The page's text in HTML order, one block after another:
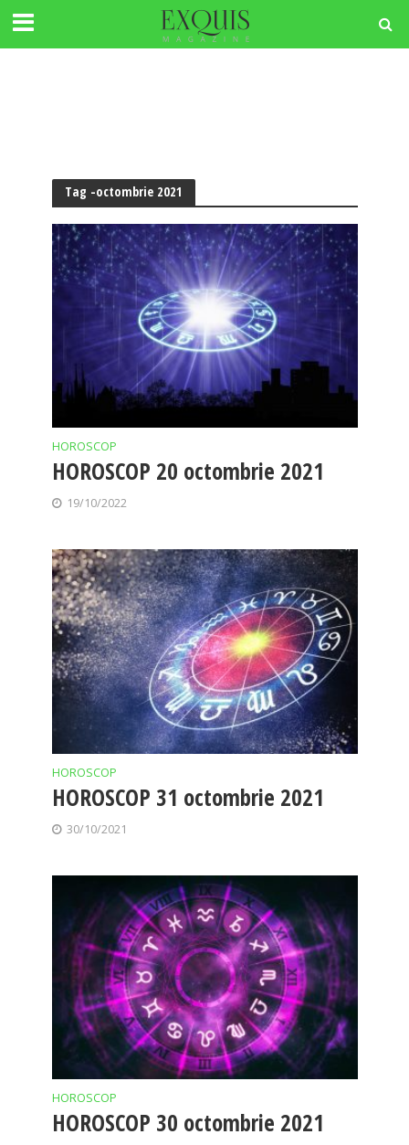
Tag -octombrie 2021
HOROSCOP
HOROSCOP 20 octombrie 2021
19/10/2022
HOROSCOP
HOROSCOP 31 octombrie 2021
30/10/2021
HOROSCOP
HOROSCOP 30 octombrie 2021